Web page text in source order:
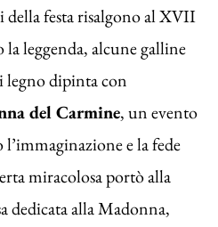
della festa risalgono al XVII
la leggenda, alcune galline
legno dipinta con
del Carmine, un evento
e la fede
miracolosa portò alla
dedicata alla Madonna,